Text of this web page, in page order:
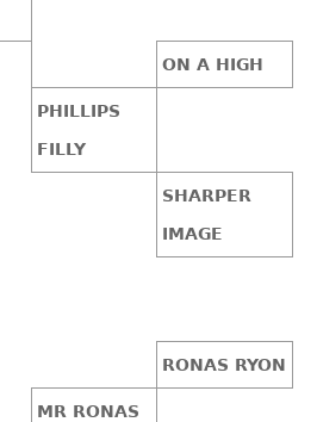
ON A HIGH
PHILLIPS
FILLY
SHARPER
IMAGE
RONAS RYON
MR RONAS